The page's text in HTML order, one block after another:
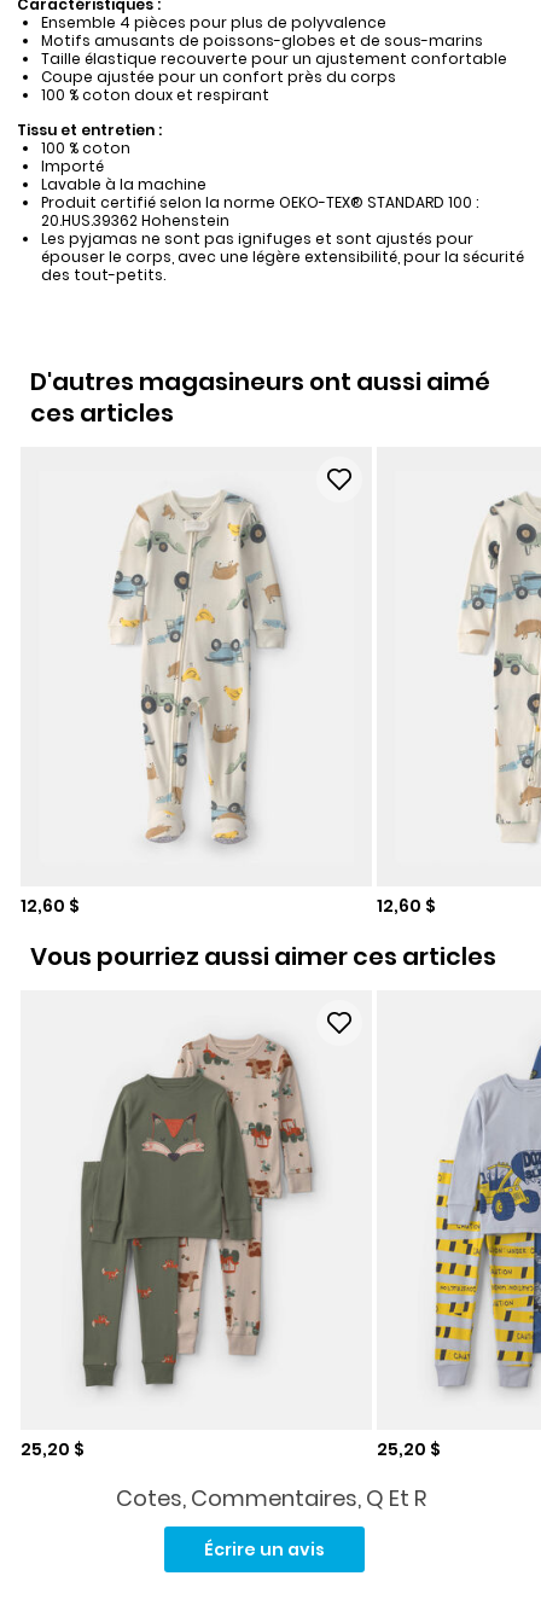
Caractéristiques :
Ensemble 4 pièces pour plus de polyvalence
Motifs amusants de poissons-globes et de sous-marins
Taille élastique recouverte pour un ajustement confortable
Coupe ajustée pour un confort près du corps
100 % coton doux et respirant
Tissu et entretien :
100 % coton
Importé
Lavable à la machine
Produit certifié selon la norme OEKO-TEX® STANDARD 100 :
20.HUS.39362 Hohenstein
Les pyjamas ne sont pas ignifuges et sont ajustés pour
épouser le corps, avec une légère extensibilité, pour la sécurité
des tout-petits.
D'autres magasineurs ont aussi aimé
ces articles
Prix de solde
12,60 $ Prix de solde
12,60 $
Vous pourriez aussi aimer ces articles
Prix de solde
25,20 $ Prix de solde
25,20 $
Cotes, Commentaires, Q Et R
Écrire un avis